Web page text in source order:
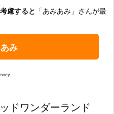
慮すると 「あみあみ」さんが最
み
ドワンダーランド